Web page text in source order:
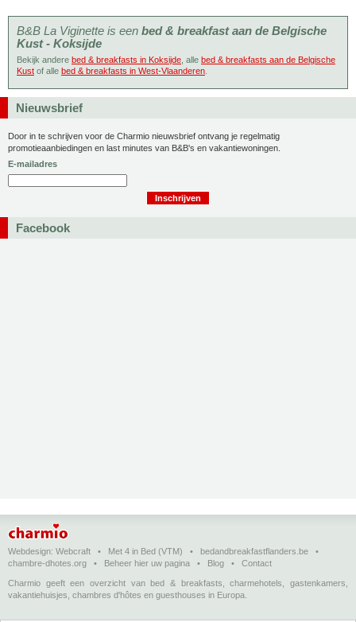
B&B La Viginette is een bed & breakfast aan de Belgische
Kust - Koksijde
Bekijk andere bed & breakfasts in Koksijde , alle bed & breakfasts aan de Belgische
Kust of alle bed & breakfasts in West-Vlaanderen
Nieuwsbrief
Door in te schrijven voor de Charmio nieuwsbrief ontvang je regelmatig
promotieaanbiedingen en last minutes van B&B's en vakantiewoningen.
E-mailadres
Facebook
Webdesign: Webcraft • Met 4 in Bed (VTM) • bedandbreakfastflanders.be •
chambre-dhotes.org • Beheer hier uw pagina • Blog • Contact
Charmio geeft een overzicht van bed & breakfasts, charmehotels, gastenkamers,
vakantiehuisjes, chambres d'hôtes en guesthouses in Europa.